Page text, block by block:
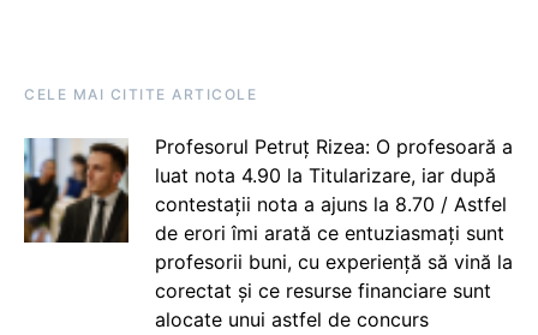
CELE MAI CITITE ARTICOLE
Profesorul Petruț Rizea: O profesoară a
luat nota 4.90 la Titularizare, iar după
contestații nota a ajuns la 8.70 / Astfel
de erori îmi arată ce entuziasmați sunt
profesorii buni, cu experiență să vină la
corectat și ce resurse financiare sunt
alocate unui astfel de concurs